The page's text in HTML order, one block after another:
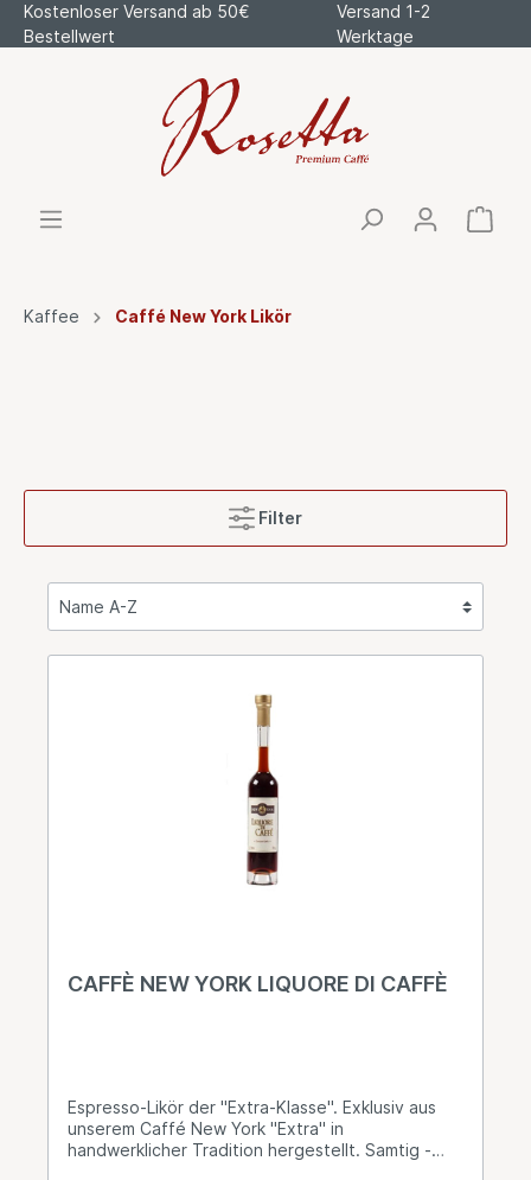
Kostenloser Versand ab 50€
Bestellwert
Versand 1-2
Werktage
Kaffee Caffé New York Likör
Filter
CAFFÈ NEW YORK LIQUORE DI CAFFÈ
Espresso-Likör der "Extra-Klasse". Exklusiv aus
unserem Caffé New York "Extra" in
handwerklicher Tradition hergestellt. Samtig -